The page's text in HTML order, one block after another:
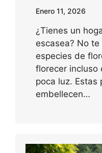
Enero 11, 2026
¿Tienes un
escasea? No
especies de
florecer incluso
poca luz. Estas
embellecen…